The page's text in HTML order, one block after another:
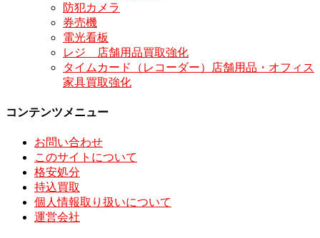
防犯カメラ
券売機
電光看板
レジ 店舗用品買取強化
タイムカード（レコーダー）店舗用品・オフィス
家具買取強化
コンテンツメニュー
お問い合わせ
このサイトについて
格安処分
持込買取
個人情報取り扱いについて
運営会社